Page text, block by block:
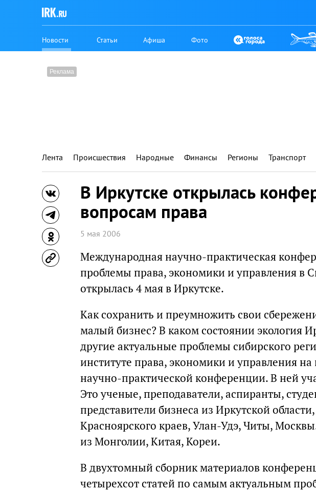
Новости Статьи Афиша Фото
Лента Происшествия Народные Финансы Регионы Транспорт
В Иркутске открылась
вопросам права
5 мая 2006
Международная научно-практическая
проблемы права, экономики и управления в
открылась 4 мая в Иркутске.
Как сохранить и преумножить свои
малый бизнес? В каком состоянии экология
другие актуальные проблемы сибирского
институте права, экономики и управления
научно-практической конференции. В ней
Это ученые, преподаватели, аспиранты,
представители бизнеса из Иркутской
Красноярского краев, Улан-Удэ, Читы,
из Монголии, Китая, Кореи.
В двухтомный сборник материалов
четырехсот статей по самым актуальным